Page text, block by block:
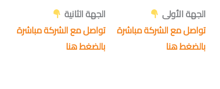
الجهة الأولى
تواصل مع الشركة مباشرة
بالضغط هنا
الجهة الثانية
تواصل مع الشركة مباشرة
بالضغط هنا